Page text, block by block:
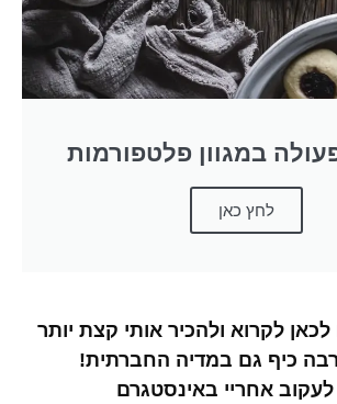
במגוון פלטפורמות
לחץ כאן
לקרוא ולהכיר אותי קצת יותר
כיף גם במדיה החברתית!
לעקוב אחריי באינסטגרם